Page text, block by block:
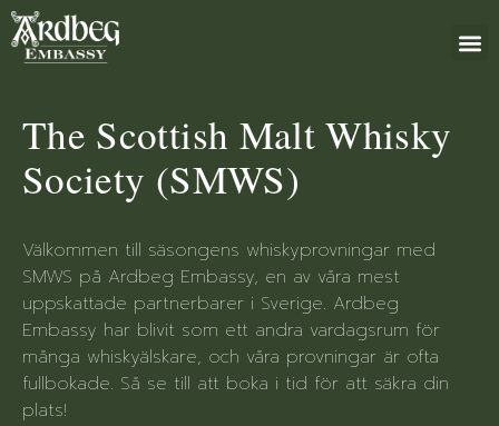
The Scottish Malt Whisky
Society (SMWS)
Välkommen till säsongens whiskyprovningar med
SMWS på Ardbeg Embassy, en av våra mest
uppskattade partnerbarer i Sverige. Ardbeg
Embassy har blivit som ett andra vardagsrum för
många whiskyälskare, och våra provningar är ofta
fullbokade. Så se till att boka i tid för att säkra din
plats!